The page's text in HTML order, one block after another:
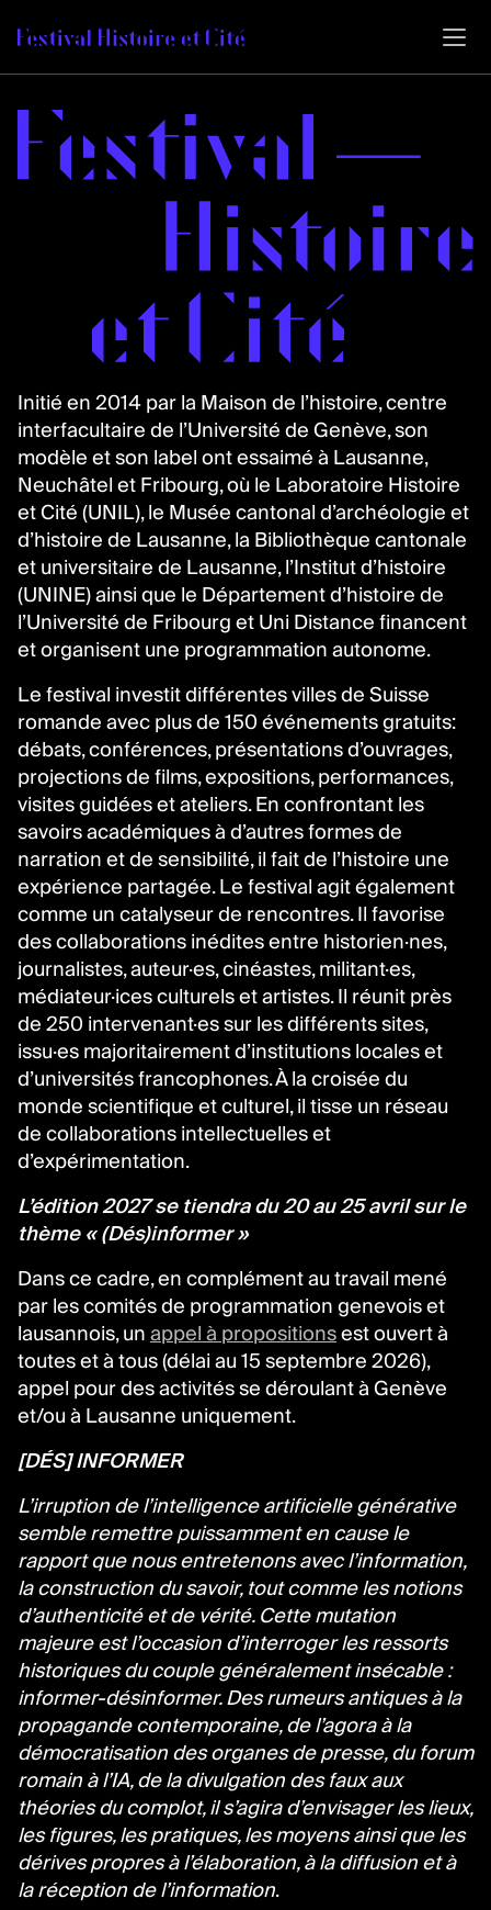
Initié en 2014 par la Maison de l’histoire, centre
interfacultaire de l’Université de Genève, son
modèle et son label ont essaimé à Lausanne,
Neuchâtel et Fribourg, où le Laboratoire Histoire
et Cité (UNIL), le Musée cantonal d’archéologie et
d’histoire de Lausanne, la Bibliothèque cantonale
et universitaire de Lausanne, l’Institut d’histoire
(UNINE) ainsi que le Département d’histoire de
l’Université de Fribourg et Uni Distance financent
et organisent une programmation autonome.
Le festival investit différentes villes de Suisse
romande avec plus de 150 événements gratuits:
débats, conférences, présentations d’ouvrages,
projections de films, expositions, performances,
visites guidées et ateliers. En confrontant les
savoirs académiques à d’autres formes de
narration et de sensibilité, il fait de l’histoire une
expérience partagée. Le festival agit également
comme un catalyseur de rencontres. Il favorise
des collaborations inédites entre historien·nes,
journalistes, auteur·es, cinéastes, militant·es,
médiateur·ices culturels et artistes. Il réunit près
de 250 intervenant·es sur les différents sites,
issu·es majoritairement d’institutions locales et
d’universités francophones. À la croisée du
monde scientifique et culturel, il tisse un réseau
de collaborations intellectuelles et
d’expérimentation.
L’édition 2027 se tiendra du 20 au 25 avril sur le
thème« (Dés)informer »
Dans ce cadre, en complément au travail mené
par les comités de programmation genevois et
lausannois, unappel à propositionsest ouvert à
toutes et à tous (délai au 15 septembre 2026),
appel pour des activités se déroulant à Genève
et/ou à Lausanne uniquement.
[DÉS]INFORMER
L’irruption de l’intelligence artificielle générative
semble remettre puissamment en cause le
rapport que nous entretenons avec l’information,
la construction du savoir, tout comme les notions
d’authenticité et de vérité. Cette mutation
majeure est l’occasion d’interroger les ressorts
historiques du couple généralement insécable :
informer-désinformer. Des rumeurs antiques à la
propagande contemporaine, de l’agora à la
démocratisation des organes de presse, du forum
romain à l’IA, de la divulgation des faux aux
théories du complot, il s’agira d’envisager les lieux,
les figures, les pratiques, les moyens ainsi que les
dérives propres à l’élaboration, à la diffusion et à
la réception de l’information.